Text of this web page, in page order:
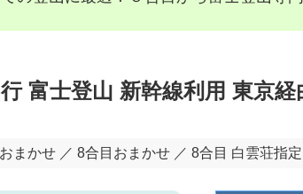
富士登山 新幹線利用 東京
まかせ ／ 8合目おまかせ ／ 8合目 白雲荘指定